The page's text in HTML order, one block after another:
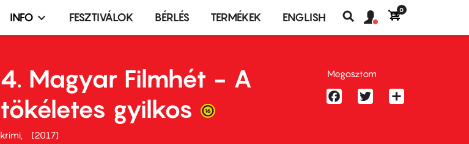
Infó,
terembérlés
menü
INFO FESZTIVÁLOK BÉRLÉS TERMÉKEK ENGLISH
Keresés
fiók
Felhasználói
0
4. Magyar Filmhét - A
tökéletes gyilkos
krimi
2017
Megosztom
FacebookTwitter